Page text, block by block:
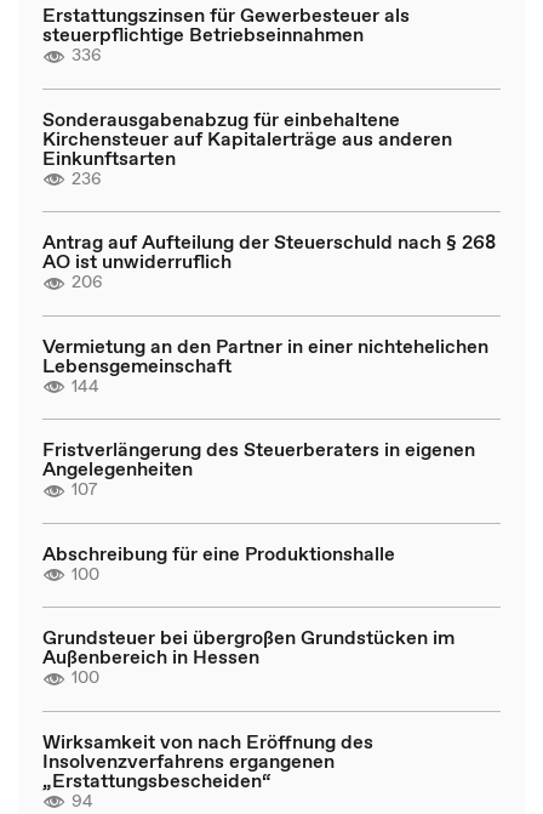
Erstattungszinsen für Gewerbesteuer als
steuerpflichtige Betriebseinnahmen
336
Sonderausgabenabzug für einbehaltene
Kirchensteuer auf Kapitalerträge aus anderen
Einkunftsarten
236
Antrag auf Aufteilung der Steuerschuld nach § 268
AO ist unwiderruflich
206
Vermietung an den Partner in einer nichtehelichen
Lebensgemeinschaft
144
Fristverlängerung des Steuerberaters in eigenen
Angelegenheiten
107
Abschreibung für eine Produktionshalle
100
Grundsteuer bei übergroßen Grundstücken im
Außenbereich in Hessen
100
Wirksamkeit von nach Eröffnung des
Insolvenzverfahrens ergangenen
„Erstattungsbescheiden“
94